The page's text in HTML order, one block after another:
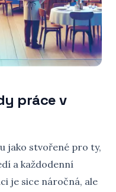
práce v
jako stvořené pro ty,
a každodenní
je sice náročná, ale